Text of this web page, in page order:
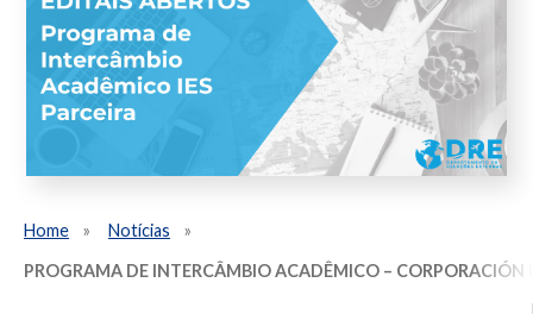
Home
Notícias
PROGRAMA DE INTERCÂMBIO ACADÊMICO –